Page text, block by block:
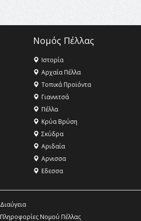
Νομός Πέλλας
Ιστορία
Αρχαία Πέλλα
Τοπικά Προϊόντα
Γιαννιτσά
Πέλλα
Κρύα Βρύση
Σκύδρα
Αριδαία
Aρνισσα
Eδεσσα
Διαύγεια
Πληροφορίες Νομού Πέλλας